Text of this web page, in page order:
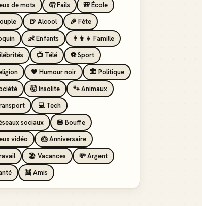
de mots 🤦 Fails
🎒 École
🍺 Alcool
🎉 Fête
👶 Enfants
👨‍👩‍👧 Famille
📺 Télé
⚽ Sport
🖤 Humour noir
🏛️ Politique
🤯 Insolite
🐾 Animaux
💻 Tech
sociaux
🍔 Bouffe
vidéo
🎂 Anniversaire
🏖️ Vacances
💸 Argent
👯 Amis